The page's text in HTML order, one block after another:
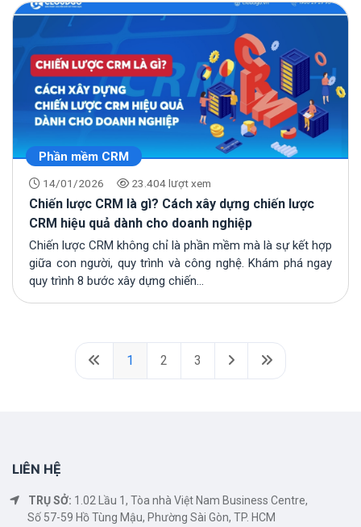
Phần mềm CRM
14/01/2026 23.404 lượt xem
Chiến lược CRM là gì? Cách xây dựng chiến lược
CRM hiệu quả dành cho doanh nghiệp
Chiến lược CRM không chỉ là phần mềm mà là sự kết hợp
giữa con người, quy trình và công nghệ. Khám phá ngay
quy trình 8 bước xây dựng chiến...
1 2 3
LIÊN HỆ
TRỤ SỞ: 1.02 Lầu 1, Tòa nhà Việt Nam Business Centre,
Số 57-59 Hồ Tùng Mậu, Phường Sài Gòn, TP. HCM